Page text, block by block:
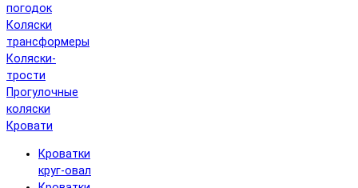
погодок
Коляски
трансформеры
Коляски-
трости
Прогулочные
коляски
Кровати
Кроватки
круг-овал